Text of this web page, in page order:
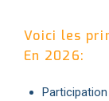
Voici les
En 2026: